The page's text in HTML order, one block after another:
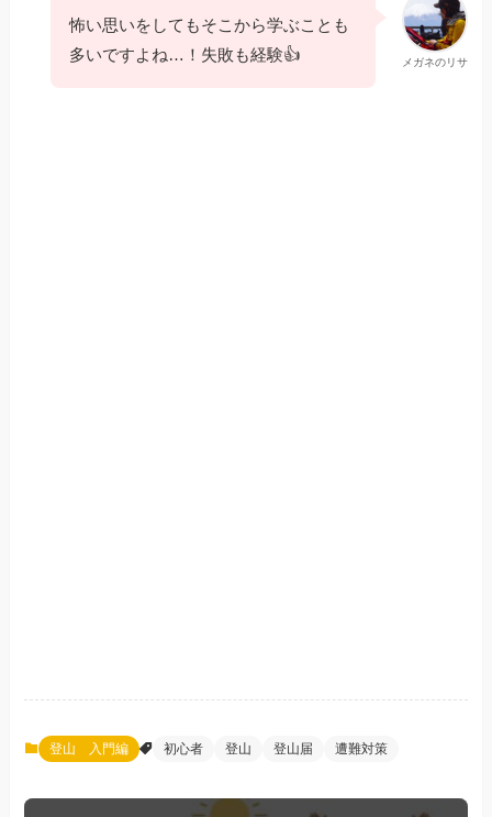
メガネのリサ
怖い思いをしてもそこから学ぶことも
多いですよね…！失敗も経験👍
登山 入門編 初心者 登山 登山届 遭難対策